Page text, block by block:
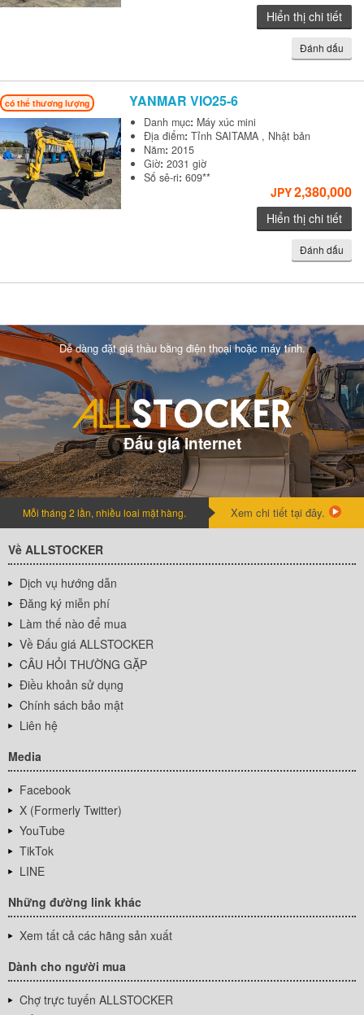
Hiển thị chi tiết
Đánh dấu
có thể thương lượng YANMARVIO25-6
Danh mục: Máy xúc mini
Địa điểm:Tỉnh SAITAMA , Nhật bản
Năm:2015
Giờ:2031 giờ
Số sê-ri:609**
JPY2,380,000
Hiển thị chi tiết
Đánh dấu
Dễ dàng đặt giá thầu bằng điện thoại hoặc máy tính.
Đấu giá internet
Mỗi tháng 2 lần, nhiều loai mặt hàng. Xem chi tiết tại đây.
Về ALLSTOCKER
Dịch vụ hướng dẫn
Đăng ký miễn phí
Làm thế nào để mua
Về Đấu giá ALLSTOCKER
CÂU HỎI THƯỜNG GẶP
Điều khoản sử dụng
Chính sách bảo mật
Liên hệ
Media
Facebook
X (Formerly Twitter)
YouTube
TikTok
LINE
Những đường link khác
Xem tất cả các hãng sản xuất
Dành cho người mua
Chợ trực tuyến ALLSTOCKER